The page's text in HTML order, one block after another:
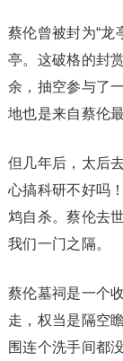
蔡伦曾被封为“龙
亭。这破格的封
余，抽空参与了
地也是来自蔡伦
但几年后，太后
心搞科研不好吗
鸩自杀。蔡伦去
我们一门之隔。
蔡伦墓祠是一个
走，权当是隔空
围连个洗手间都